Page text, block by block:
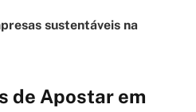
sustentáveis na
de Apostar em